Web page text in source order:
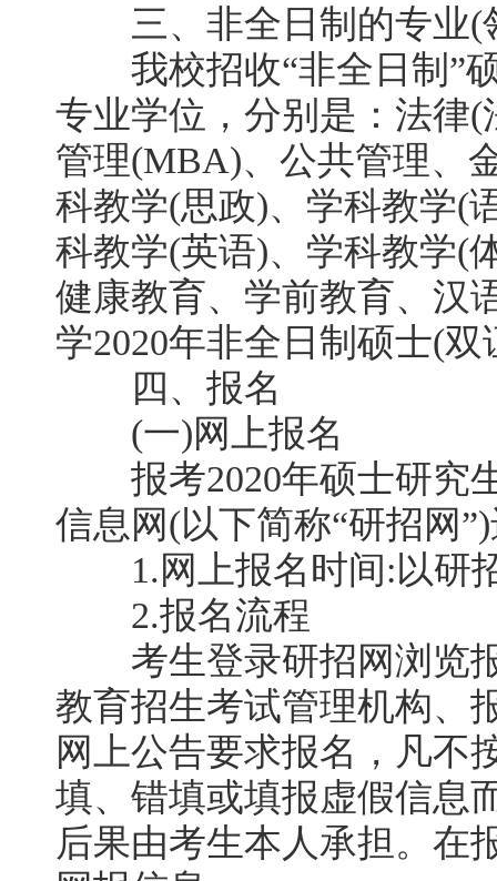
三、非全日制的专业(
我校招收“非全日制”硕
专业学位，分别是：法律
管理(MBA)、公共管理、
科教学(思政)、学科教学(
科教学(英语)、学科教学(
健康教育、学前教育、汉
学2020年非全日制硕士(
四、报名
(一)网上报名
报考2020年硕士研究
信息网(以下简称“研招网
1.网上报名时间:以研
2.报名流程
考生登录研招网浏览报
教育招生考试管理机构、
网上公告要求报名，凡不
填、错填或填报虚假信息
后果由考生本人承担。在